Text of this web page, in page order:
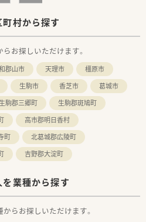
店がドミナント展開されているため
なお休みも快くフォローし合えます。
非常にフラットで温かい雰囲気です。
村から探す
お探しいただけます。
郡山市 天理市
橿原市
生駒市 香芝市
葛城市
駒郡三郷町
生駒郡斑鳩町
高市郡明日香村
町
北葛城郡広陵町
吉野郡大淀町
業種から探す
らお探しいただけます。